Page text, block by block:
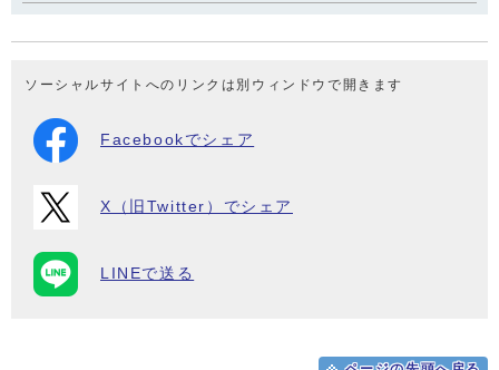
ソーシャルサイトへのリンクは別ウィンドウで開きます
Facebookでシェア
X（旧Twitter）でシェア
LINEで送る